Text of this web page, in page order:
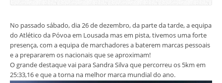
No passado sábado, dia 26 de dezembro, da parte da tarde, a equipa
do Atlético da Póvoa em Lousada mas em pista, tivemos uma forte
presença, com a equipa de marchadores a baterem marcas pessoais
e a prepararem os nacionais que se aproximam!
O grande destaque vai para Sandra Silva que percorreu os 5km em
25:33,16 e que a torna na melhor marca mundial do ano.